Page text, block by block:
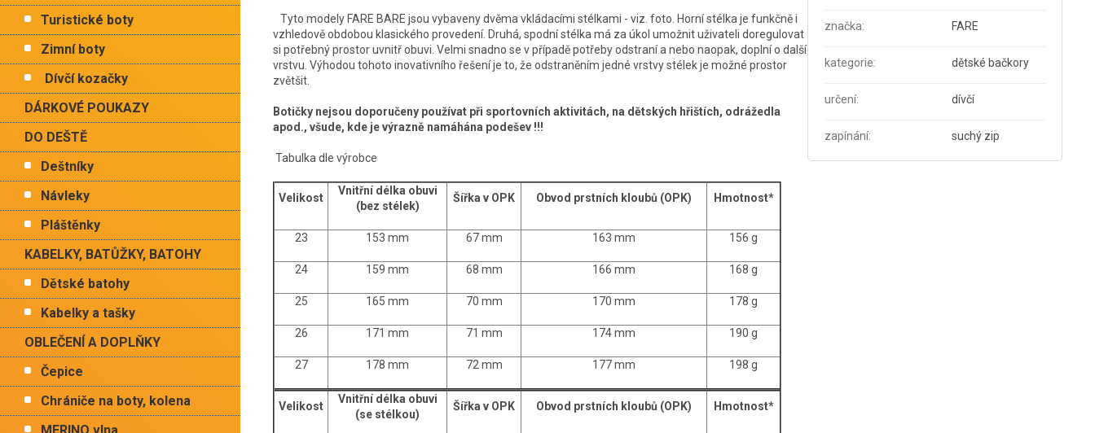
Turistické boty
Zimní boty
Dívčí kozačky
DÁRKOVÉ POUKAZY
DO DEŠTĚ
Deštníky
Návleky
Pláštěnky
KABELKY, BATŮŽKY, BATOHY
Dětské batohy
Kabelky a tašky
OBLEČENÍ A DOPLŇKY
Čepice
Chrániče na boty, kolena
Tyto modely FARE BARE jsou vybaveny dvěma vkládacími stélkami - viz. foto. Horní stélka je funkčně i
vzhledově obdobou klasického provedení. Druhá, spodní stélka má za úkol umožnit uživateli doregulovat
si potřebný prostor uvnitř obuvi. Velmi snadno se v případě potřeby odstraní a nebo naopak, doplní o další
vrstvu. Výhodou tohoto inovativního řešení je to, že odstraněním jedné vrstvy stélek je možné prostor
zvětšit.
Botičky nejsou doporučeny používat při sportovních aktivitách, na dětských hřištích, odrážedla
apod., všude, kde je výrazně namáhána podešev !!!
Tabulka dle výrobce
Velikost
Vnitřní délka obuvi
(bez stélek)
Šířka v OPK Obvod prstních kloubů (OPK) Hmotnost*
23 153 mm 67 mm 163 mm 156 g
24 159 mm 68 mm 166 mm 168 g
25 165 mm 70 mm 170 mm 178 g
26 171 mm 71 mm 174 mm 190 g
27 178 mm 72 mm 177 mm 198 g
Velikost
Vnitřní délka obuvi
(se stélkou)
Šířka v OPK Obvod prstních kloubů (OPK) Hmotnost*
značka: FARE
kategorie: dětské bačkory
určení: dívčí
zapínání: suchý zip